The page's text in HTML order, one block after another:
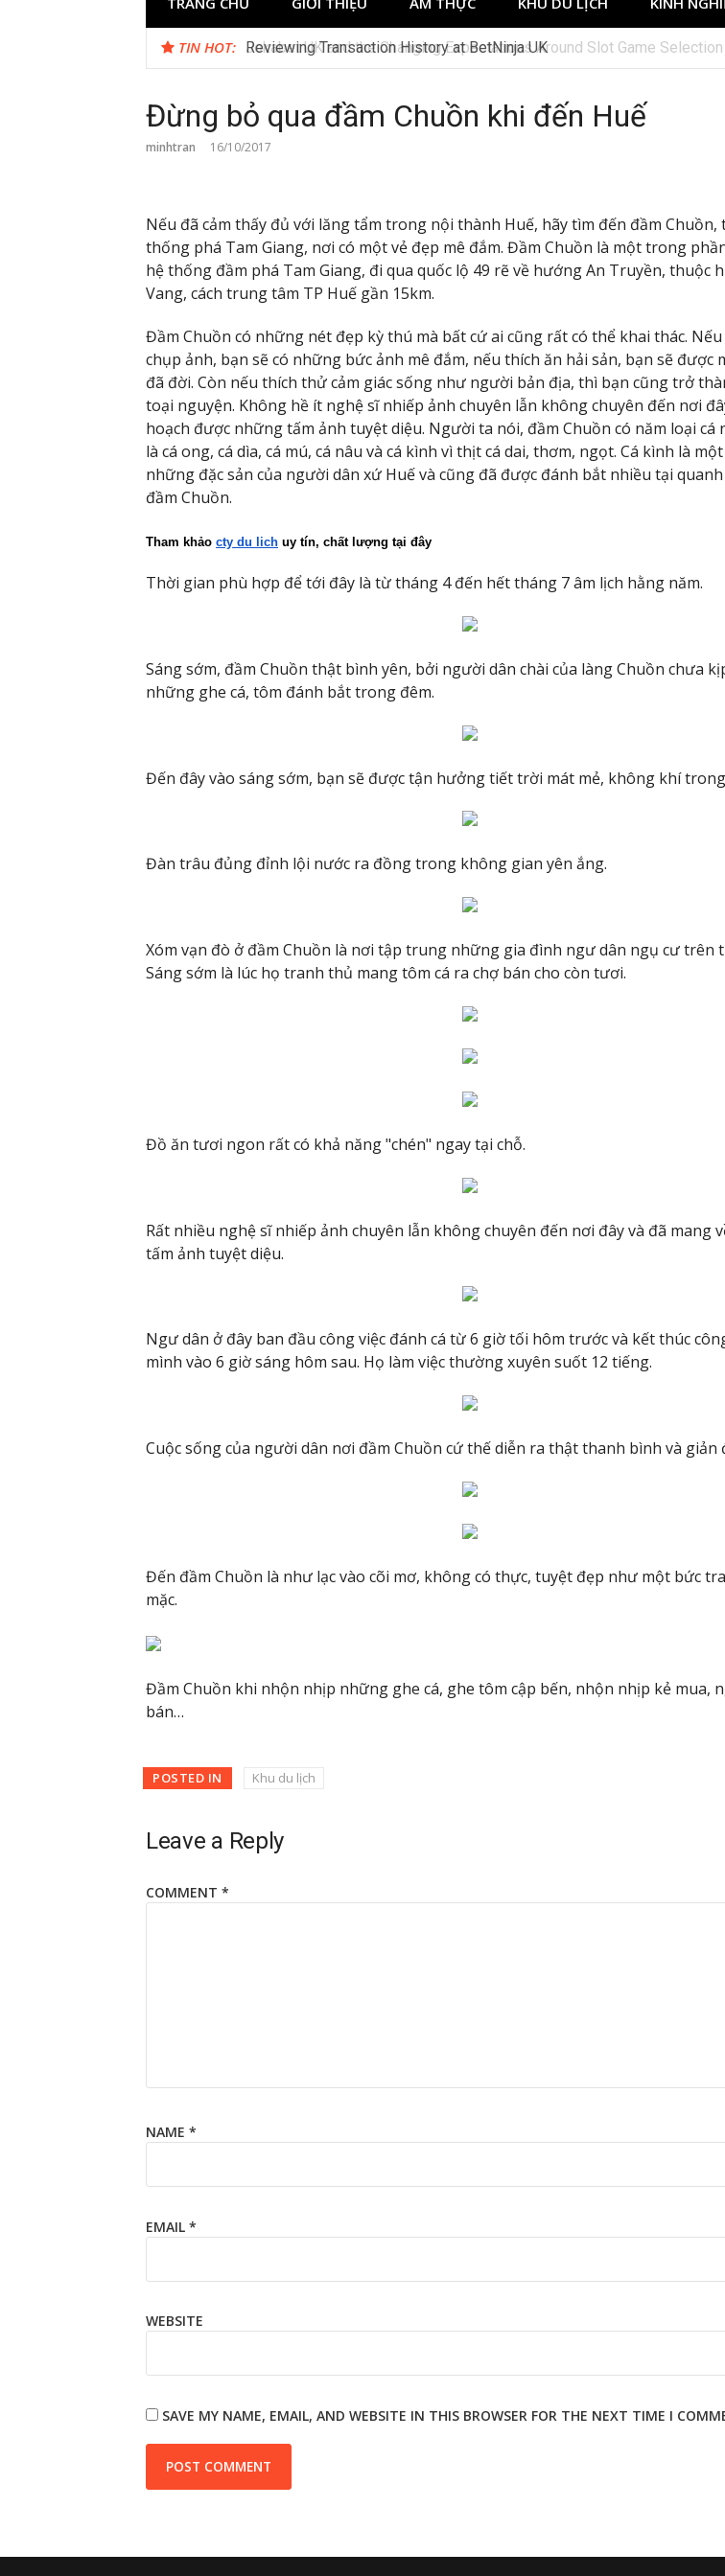
TIN HOT: Jokabet UK and the Changing Expectations Around Slot Game Selection
Đừng bỏ qua đầm Chuồn khi đến Huế
minhtran 16/10/2017
Nếu đã cảm thấy đủ với lăng tẩm trong nội thành Huế, hãy tìm đến đầm Chuồn,
thống phá Tam Giang, nơi có một vẻ đẹp mê đắm. Đầm Chuồn là một trong
hệ thống đầm phá Tam Giang, đi qua quốc lộ 49 rẽ về hướng An Truyền, thuộc
Vang, cách trung tâm TP Huế gần 15km.
Đầm Chuồn có những nét đẹp kỳ thú mà bất cứ ai cũng rất có thể khai thác.
chụp ảnh, bạn sẽ có những bức ảnh mê đắm, nếu thích ăn hải sản, bạn sẽ được
đã đời. Còn nếu thích thử cảm giác sống như người bản địa, thì bạn cũng trở
toại nguyện. Không hề ít nghệ sĩ nhiếp ảnh chuyên lẫn không chuyên đến nơi
hoạch được những tấm ảnh tuyệt diệu. Người ta nói, đầm Chuồn có năm loại cá
là cá ong, cá dìa, cá mú, cá nâu và cá kình vì thịt cá dai, thơm, ngọt. Cá kình là
những đặc sản của người dân xứ Huế và cũng đã được đánh bắt nhiều tại
đầm Chuồn.
Tham khảo cty du lich uy tín, chất lượng tại đây
Thời gian phù hợp để tới đây là từ tháng 4 đến hết tháng 7 âm lịch hằng năm.
Sáng sớm, đầm Chuồn thật bình yên, bởi người dân chài của làng Chuồn chưa
những ghe cá, tôm đánh bắt trong đêm.
Đến đây vào sáng sớm, bạn sẽ được tận hưởng tiết trời mát mẻ, không khí
Đàn trâu đủng đỉnh lội nước ra đồng trong không gian yên ắng.
Xóm vạn đò ở đầm Chuồn là nơi tập trung những gia đình ngư dân ngụ cư trên
Sáng sớm là lúc họ tranh thủ mang tôm cá ra chợ bán cho còn tươi.
Đồ ăn tươi ngon rất có khả năng "chén" ngay tại chỗ.
Rất nhiều nghệ sĩ nhiếp ảnh chuyên lẫn không chuyên đến nơi đây và đã mang
tấm ảnh tuyệt diệu.
Ngư dân ở đây ban đầu công việc đánh cá từ 6 giờ tối hôm trước và kết thúc
mình vào 6 giờ sáng hôm sau. Họ làm việc thường xuyên suốt 12 tiếng.
Cuộc sống của người dân nơi đầm Chuồn cứ thế diễn ra thật thanh bình và giản
Đến đầm Chuồn là như lạc vào cõi mơ, không có thực, tuyệt đẹp như một ​bức
mặc.
Đầm Chuồn khi nhộn nhịp những ghe cá, ghe tôm cập bến, nhộn nhịp kẻ mua,
bán…
POSTED IN Khu du lịch
Leave a Reply
COMMENT *
NAME *
EMAIL *
WEBSITE
SAVE MY NAME, EMAIL, AND WEBSITE IN THIS BROWSER FOR THE NEXT TIME I